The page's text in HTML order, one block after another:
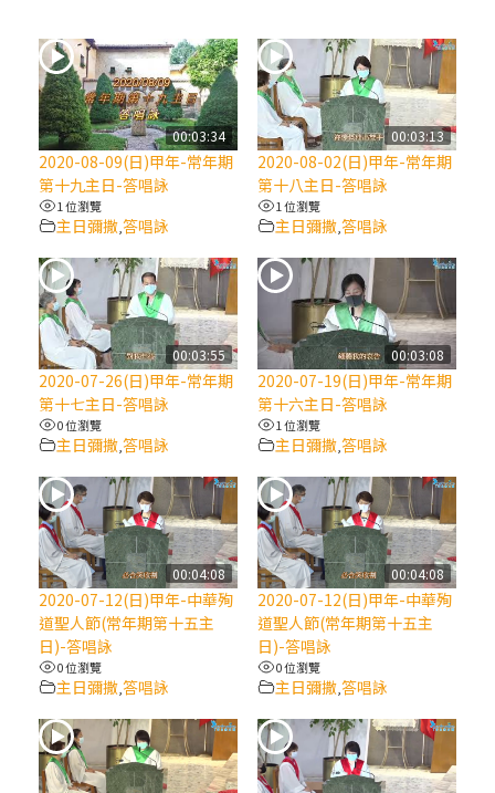
(2)黃敏正主教帶你做「四旬期避靜」—【逾
越的智慧】：七項齋戒的意義與益處
【信仰之旅】第九集：「如果你的痛苦比快
樂多」—歐義明神父 / 應芝莉老師
(1)黃敏正主教帶你做「四旬期避靜」—【逾
越的智慧】：聖方濟的靈修，「不占為己
有」
【信仰之旅】第八集：「耶穌為什麼降生到
人世」—高樂祈修女
2025/10/10【萬物讚頌頌歌 – 太陽與生態音
樂會】紀念聖方濟與已逝教宗方濟各（中）
2025/10/10【萬物讚頌頌歌 – 太陽與生態音
樂會】紀念聖方濟與已逝教宗方濟各（下）
2025/10/10【萬物讚頌頌歌 – 太陽與生態音
樂會】紀念聖方濟與已逝教宗方濟各（上）
(9完結)黃敏正主教帶你做【將臨期避靜】—
匝凱的「新生命」：利他與內化
00:03:34
2020-08-09(日)甲年-常年期
第十九主日-答唱詠
1 位瀏覽
主日彌撒 ,答唱詠
00:03:13
2020-08-02(日)甲年-常年期
第十八主日-答唱詠
1 位瀏覽
主日彌撒, 答唱詠
00:03:55
2020-07-26(日)甲年-常年期
第十七主日-答唱詠
0 位瀏覽
主日彌撒 ,答唱詠
00:03:08
2020-07-19(日)甲年-常年期
第十六主日-答唱詠
1 位瀏覽
主日彌撒, 答唱詠
00:04:08
2020-07-12(日)甲年-中華殉
道聖人節(常年期第十五主
日)-答唱詠
0 位瀏覽
主日彌撒 ,答唱詠
00:04:08
2020-07-12(日)甲年-中華殉
道聖人節(常年期第十五主
日)-答唱詠
0 位瀏覽
主日彌撒, 答唱詠